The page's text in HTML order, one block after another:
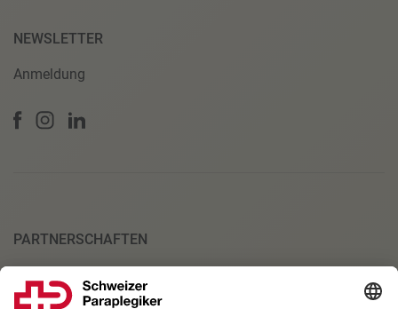
NEWSLETTER
Anmeldung
PARTNERSCHAFTEN